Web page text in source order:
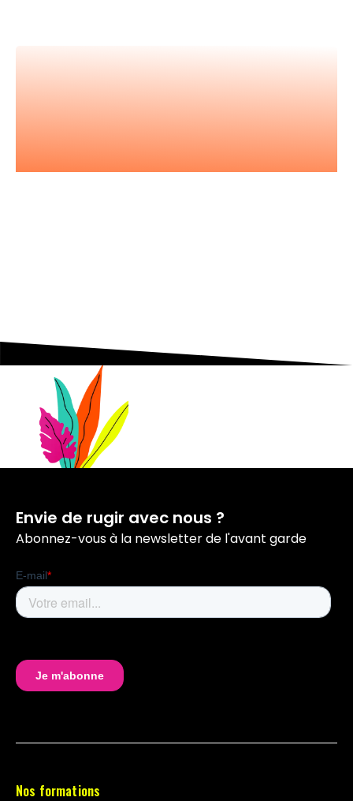
Envie de rugir avec nous ?
Abonnez-vous à la newsletter de l'avant garde
Nos formations